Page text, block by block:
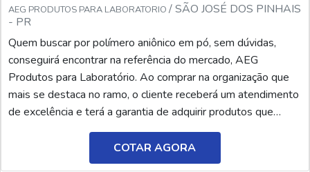
AEG PRODUTOS PARA LABORATORIO / SÃO JOSÉ DOS PINHAIS
- PR
Quem buscar por polímero aniônico em pó, sem dúvidas,
conseguirá encontrar na referência do mercado, AEG
Produtos para Laboratório. Ao comprar na organização que
mais se destaca no ramo, o cliente receberá um atendimento
de excelência e terá a garantia de adquirir produtos que
solucionem qualquer demanda.Quando o quesito é polímero
aniônico em pó, na AEG Produtos para Laboratório o cliente
encontrará precisão e o melhor atendimento em C...
COTAR AGORA